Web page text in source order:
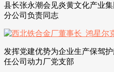
县长张永潮会见炎黄文化产业
分公司负责同志
发挥党建优势为企业生产保驾
任公司动力厂党支部